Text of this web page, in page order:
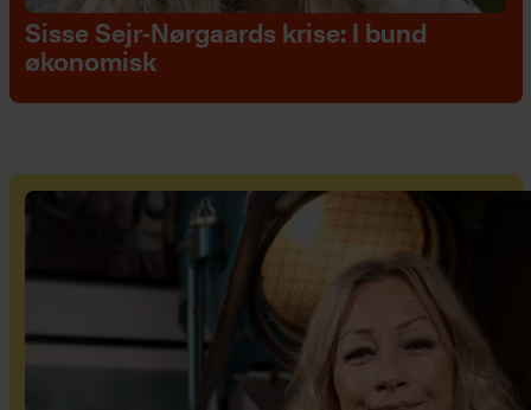
Sisse Sejr-Nørgaards krise: I bund
økonomisk